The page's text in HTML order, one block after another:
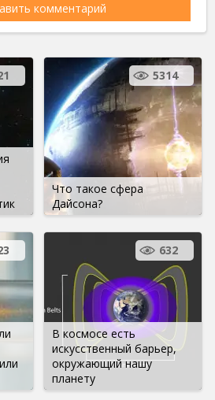
Что такое сфера
Дайсона?
5314
В космосе есть
искусственный барьер,
окружающий нашу
планету
632